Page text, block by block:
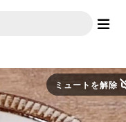
ミュートを解除